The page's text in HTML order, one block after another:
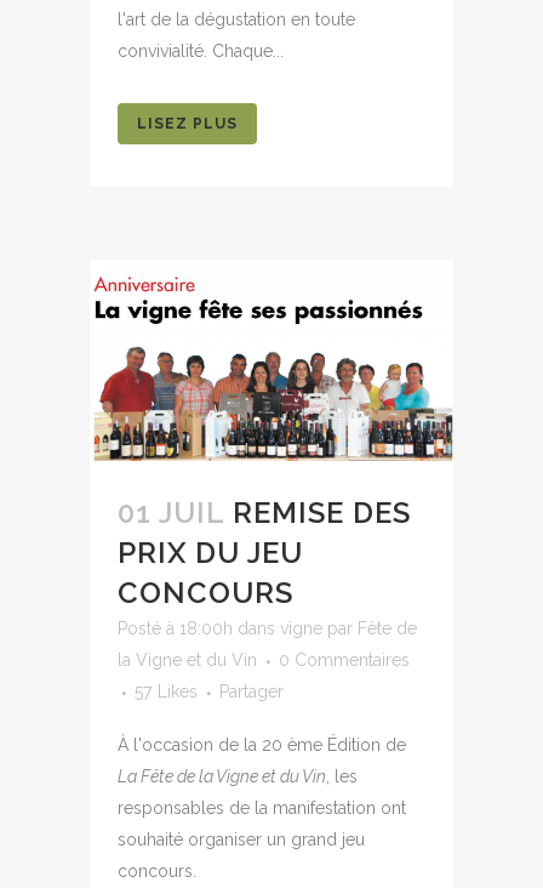
l'art de la dégustation en toute
convivialité. Chaque...
LISEZ PLUS
01 JUIL REMISE DES
PRIX DU JEU
CONCOURS
Posté à 18:00h dans vigne par Fête de
la Vigne et du Vin
0 Commentaires
57
Likes Partager
À l'occasion de la 20 ème Édition de
La Fête de la Vigne et du Vin , les
responsables de la manifestation ont
souhaité organiser un grand jeu
concours.